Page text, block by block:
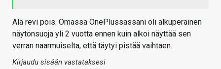
Älä revi pois. Omassa OnePlussassani oli alkuperäinen
näytönsuoja yli 2 vuotta ennen kuin alkoi näyttää sen
verran naarmuiselta, että täytyi pistää vaihtaen.
Kirjaudu sisään vastataksesi